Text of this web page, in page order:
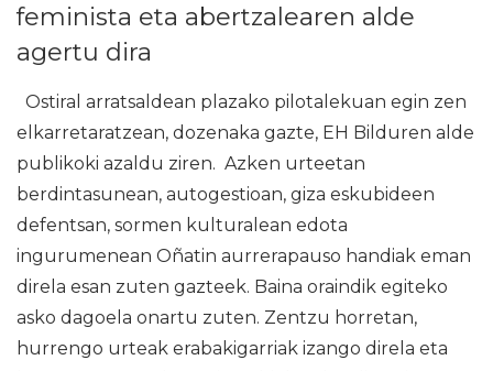
feminista eta abertzalearen alde
agertu dira
Ostiral arratsaldean plazako pilotalekuan egin zen
elkarretaratzean, dozenaka gazte, EH Bilduren alde
publikoki azaldu ziren. Azken urteetan
berdintasunean, autogestioan, giza eskubideen
defentsan, sormen kulturalean edota
ingurumenean Oñatin aurrerapauso handiak eman
direla esan zuten gazteek. Baina oraindik egiteko
asko dagoela onartu zuten. Zentzu horretan,
hurrengo urteak erabakigarriak izango direla eta